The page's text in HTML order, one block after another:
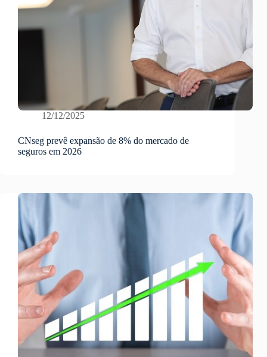
12/12/2025
CNseg prevê expansão de 8% do mercado de
seguros em 2026